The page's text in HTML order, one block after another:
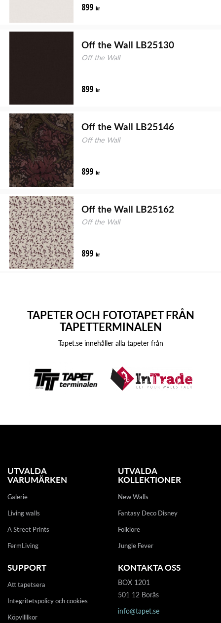
899 kr
Off the Wall LB25130
Off the Wall
899 kr
Off the Wall LB25146
Off the Wall
899 kr
Off the Wall LB25162
Off the Wall
899 kr
TAPETER OCH FOTOTAPET FRÅN
TAPETTERMINALEN
Tapet.se innehåller alla tapeter från
UTVALDA
VARUMÄRKEN
Galerie
Living walls
A Street Prints
FermLiving
UTVALDA
KOLLEKTIONER
New Walls
Fantasy Deco Disney
Folklore
Jungle Fever
SUPPORT
Att tapetsera
Integritetspolicy och cookies
Köpvilllkor
KONTAKTA OSS
BOX 1201
501 12 Borås
info@tapet.se